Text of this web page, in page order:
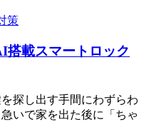
策
搭載スマートロック
探し出す手間にわずらわ
いで家を出た後に「ちゃ